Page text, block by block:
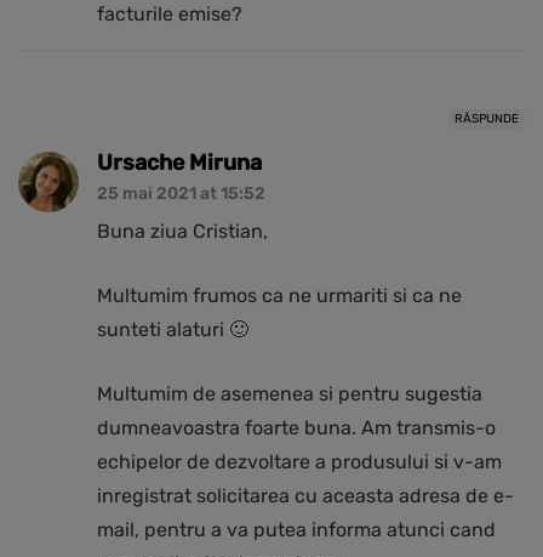
facturile emise?
RĂSPUNDE
Ursache Miruna
25 mai 2021 at 15:52
Buna ziua Cristian,
Multumim frumos ca ne urmariti si ca ne
sunteti alaturi 🙂
Multumim de asemenea si pentru sugestia
dumneavoastra foarte buna. Am transmis-o
echipelor de dezvoltare a produsului si v-am
inregistrat solicitarea cu aceasta adresa de e-
mail, pentru a va putea informa atunci cand